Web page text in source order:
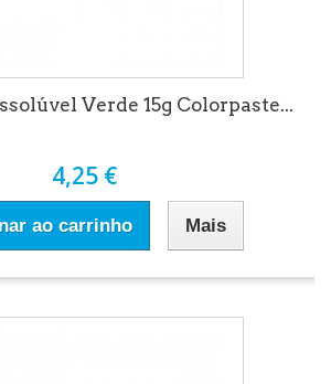
Verde 15g Colorpaste...
4,25 €
ao carrinho Mais